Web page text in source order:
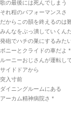
歌の最後には死んでしまう
それ程のパフォーマンスさ
だからこの韻を終えるのは
みんなをぶっ潰していくん
発砲でハチの巣にするみた
ボニーとクライドの車だよ *
ルーニーおじさんが運転し
サイドドアから
突入寸前
ダイニングルームにある
アーカム精神病院さ *